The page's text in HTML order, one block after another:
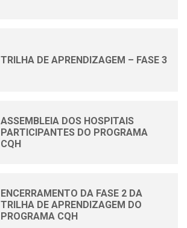
TRILHA DE APRENDIZAGEM – FASE 3
ASSEMBLEIA DOS HOSPITAIS
PARTICIPANTES DO PROGRAMA
CQH
ENCERRAMENTO DA FASE 2 DA
TRILHA DE APRENDIZAGEM DO
PROGRAMA CQH